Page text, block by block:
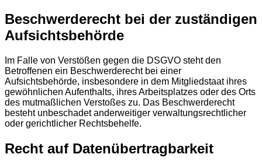
Beschwerderecht bei der zuständigen
Aufsichtsbehörde
Im Falle von Verstößen gegen die DSGVO steht den
Betroffenen ein Beschwerderecht bei einer
Aufsichtsbehörde, insbesondere in dem Mitgliedstaat ihres
gewöhnlichen Aufenthalts, ihres Arbeitsplatzes oder des Orts
des mutmaßlichen Verstoßes zu. Das Beschwerderecht
besteht unbeschadet anderweitiger verwaltungsrechtlicher
oder gerichtlicher Rechtsbehelfe.
Recht auf Datenübertragbarkeit